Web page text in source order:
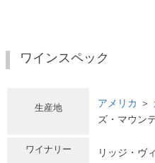
ワインスペック
生産地 アメリカ ＞
ズ・マウン
ワイナリー リッジ・ヴ